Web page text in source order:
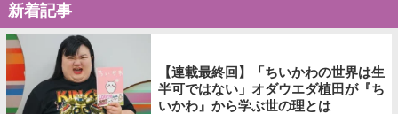
新着記事
【連載最終回】「ちいかわの世界は生
半可ではない」オダウエダ植田が『ち
いかわ』から学ぶ世の理とは